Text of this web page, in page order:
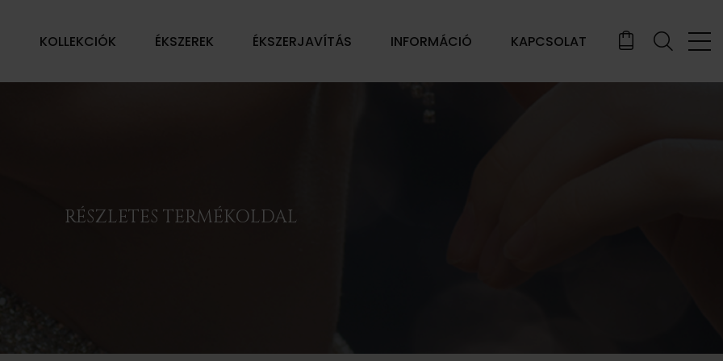
KOLLEKCIÓK ÉKSZEREK ÉKSZERJAVÍTÁS INFORMÁCIÓ KAPCSOLAT
RÉSZLETES TERMÉKOLDAL